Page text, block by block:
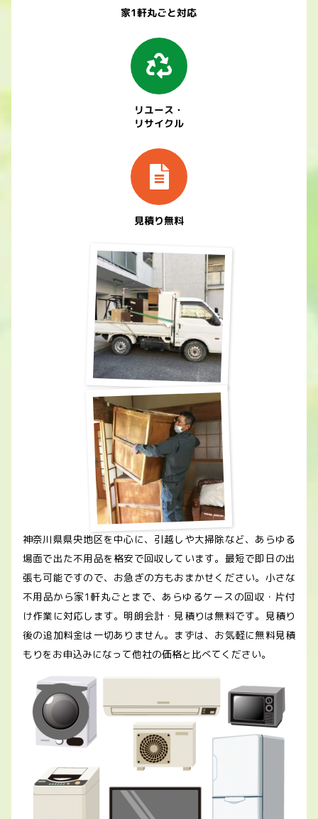
家1軒丸ごと対応
リユース・
リサイクル
見積り無料
神奈川県県央地区を中心に、引越しや大掃除など、あらゆる
場面で出た不用品を格安で回収しています。最短で即日の出
張も可能ですので、お急ぎの方もおまかせください。小さな
不用品から家1軒丸ごとまで、あらゆるケースの回収・片付
け作業に対応します。明朗会計・見積りは無料です。見積り
後の追加料金は一切ありません。まずは、お気軽に無料見積
もりをお申込みになって他社の価格と比べてください。